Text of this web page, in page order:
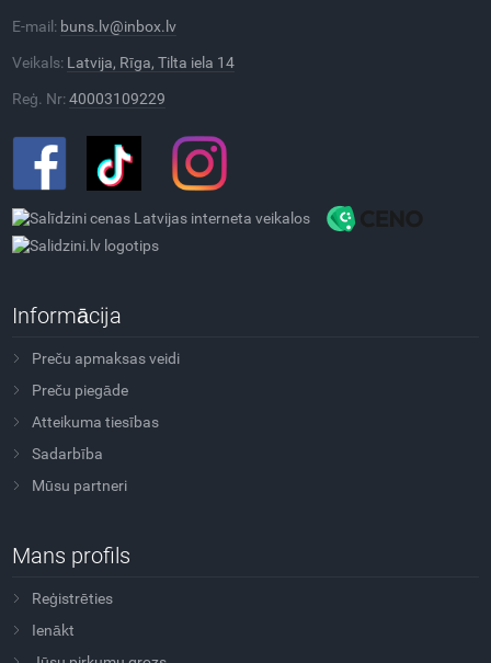
E-mail: buns.lv@inbox.lv
Veikals: Latvija, Rīga, Tilta iela 14
Reģ. Nr:40003109229
Informācija
Preču apmaksas veidi
Preču piegāde
Atteikuma tiesības
Sadarbība
Mūsu partneri
Mans profils
Reģistrēties
Ienākt